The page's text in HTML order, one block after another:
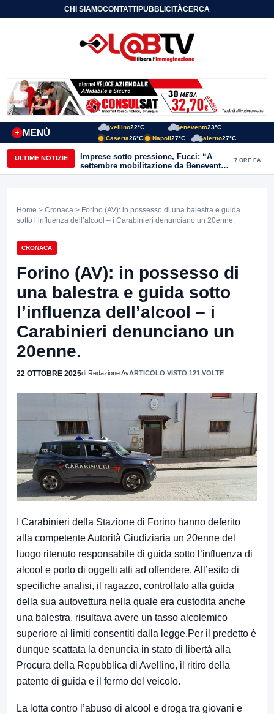
CHI SIAMOCONTATTIPUBBLICITÀCERCA
MENÙ
+
Avellino22°C Benevento23°C
Caserta26°C Napoli27°C Salerno27°C
ULTIME NOTIZIE
Imprese sotto pressione, Fucci: “A
settembre mobilitazione da Benevento
e Avellino”
7 ORE FA
Home > Cronaca > Forino (AV): in possesso di una balestra e guida
sotto l’influenza dell’alcool – i Carabinieri denunciano un 20enne.
CRONACA
Forino (AV): in possesso di
una balestra e guida sotto
l’influenza dell’alcool – i
Carabinieri denunciano un
20enne.
22 OTTOBRE 2025di Redazione AvARTICOLO VISTO 121 VOLTE
I Carabinieri della Stazione di Forino hanno deferito
alla competente Autorità Giudiziaria un 20enne del
luogo ritenuto responsabile di guida sotto l’influenza di
alcool e porto di oggetti atti ad offendere. All’esito di
specifiche analisi, il ragazzo, controllato alla guida
della sua autovettura nella quale era custodita anche
una balestra, risultava avere un tasso alcolemico
superiore ai limiti consentiti dalla legge.Per il predetto è
dunque scattata la denuncia in stato di libertà alla
Procura della Repubblica di Avellino, il ritiro della
patente di guida e il fermo del veicolo.
La lotta contro l’abuso di alcool e droga tra giovani e